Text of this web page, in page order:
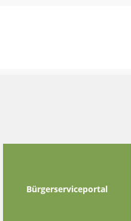
Bürgerserviceportal